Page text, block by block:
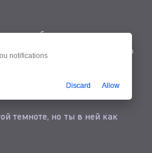
хоть убью человека
you, I love you, I love you — и это
item, бейби, ты реально
темноте, но ты в ней как
notifications
Discard Allow